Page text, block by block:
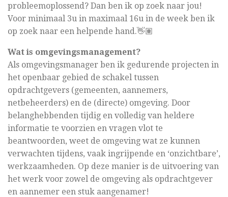
probleemoplossend? Dan ben ik op zoek naar jou!
Voor minimaal 3u in maximaal 16u in de week ben ik
op zoek naar een helpende hand.👋🏽
Wat is omgevingsmanagement?
Als omgevingsmanager ben ik gedurende projecten in
het openbaar gebied de schakel tussen
opdrachtgevers (gemeenten, aannemers,
netbeheerders) en de (directe) omgeving. Door
belanghebbenden tijdig en volledig van heldere
informatie te voorzien en vragen vlot te
beantwoorden, weet de omgeving wat ze kunnen
verwachten tijdens, vaak ingrijpende en ‘onzichtbare’,
werkzaamheden. Op deze manier is de uitvoering van
het werk voor zowel de omgeving als opdrachtgever
en aannemer een stuk aangenamer!